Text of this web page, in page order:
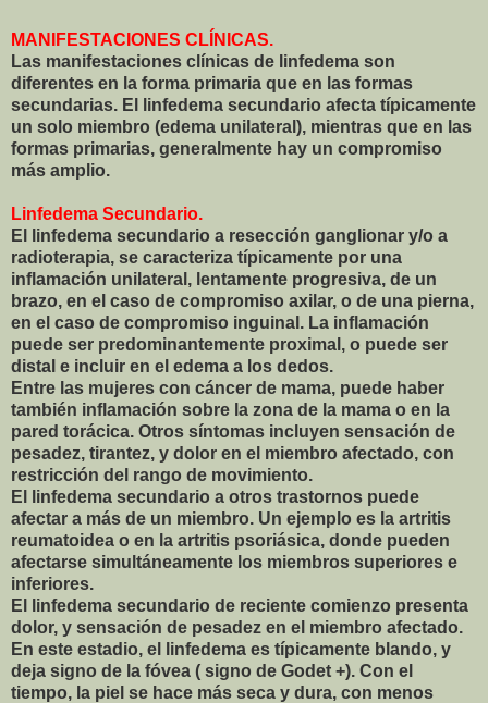
MANIFESTACIONES CLÍNICAS.
Las manifestaciones clínicas de linfedema son
diferentes en la forma primaria que en las formas
secundarias. El linfedema secundario afecta típicamente
un solo miembro (edema unilateral), mientras que en las
formas primarias, generalmente hay un compromiso
más amplio.
Linfedema Secundario.
El linfedema secundario a resección ganglionar y/o a
radioterapia, se caracteriza típicamente por una
inflamación unilateral, lentamente progresiva, de un
brazo, en el caso de compromiso axilar, o de una pierna,
en el caso de compromiso inguinal. La inflamación
puede ser predominantemente proximal, o puede ser
distal e incluir en el edema a los dedos.
Entre las mujeres con cáncer de mama, puede haber
también inflamación sobre la zona de la mama o en la
pared torácica. Otros síntomas incluyen sensación de
pesadez, tirantez, y dolor en el miembro afectado, con
restricción del rango de movimiento.
El linfedema secundario a otros trastornos puede
afectar a más de un miembro. Un ejemplo es la artritis
reumatoidea o en la artritis psoriásica, donde pueden
afectarse simultáneamente los miembros superiores e
inferiores.
El linfedema secundario de reciente comienzo presenta
dolor, y sensación de pesadez en el miembro afectado.
En este estadio, el linfedema es típicamente blando, y
deja signo de la fóvea ( signo de Godet +). Con el
tiempo, la piel se hace más seca y dura, con menos